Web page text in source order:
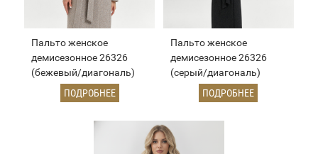
Пальто женское
демисезонное 26326
(бежевый/диагональ)
ПОДРОБНЕЕ
Пальто женское
демисезонное 26326
(серый/диагональ)
ПОДРОБНЕЕ